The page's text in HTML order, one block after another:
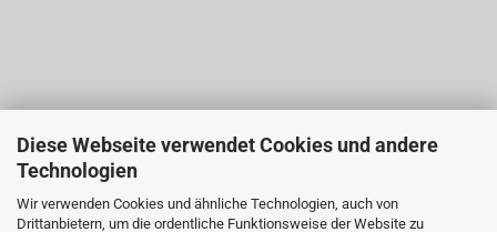
Diese Webseite verwendet Cookies und andere
Technologien
Wir verwenden Cookies und ähnliche Technologien, auch von
Drittanbietern, um die ordentliche Funktionsweise der Website zu